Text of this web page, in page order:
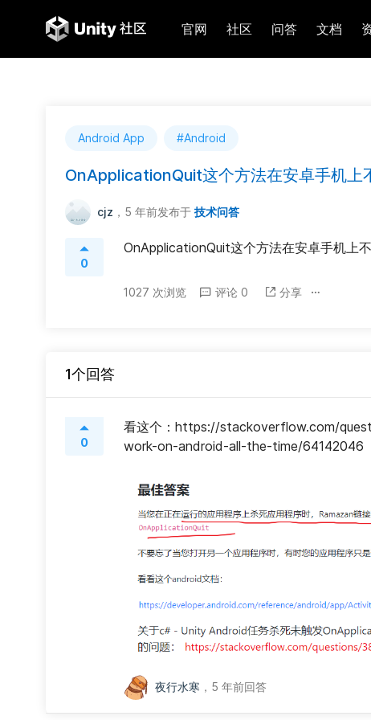
官网 社区 问答 文档
Android App #Android
OnApplicationQuit这个方法在安卓手机上
cjz ，5 年前发布于 技术问答
0
OnApplicationQuit这个方法在安卓手机上
1027 次浏览 评论 0 分享
1个回答
0
看这个：https://stackoverflow.com/
work-on-android-all-the-time/64142046
夜行水寒 ， 5 年前回答